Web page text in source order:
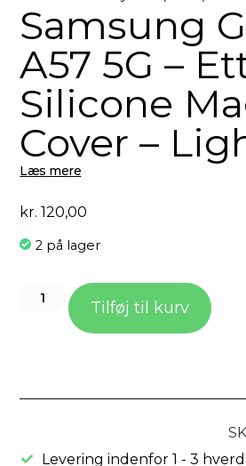
Samsung
A57 5G –
Silicone
Cover –
Læs mere
kr. 120,00
2 på lager
Tilføj til kurv
Levering indenfor 1 - 3